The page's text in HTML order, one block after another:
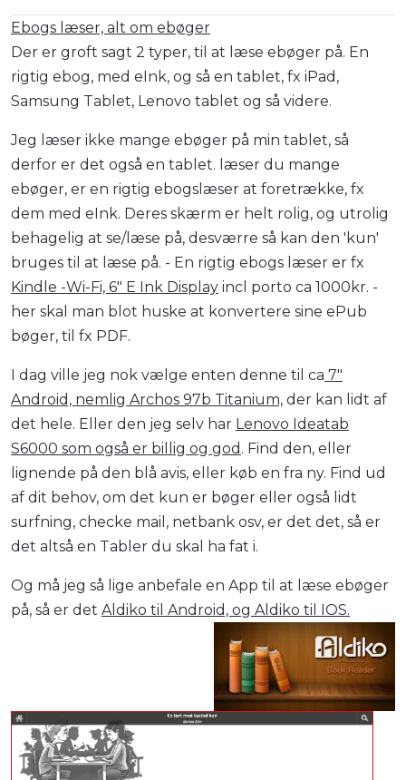
Ebogs læser, alt om ebøger
Der er groft sagt 2 typer, til at læse ebøger på. En
rigtig ebog, med eInk, og så en tablet, fx iPad,
Samsung Tablet, Lenovo tablet og så videre.
Jeg læser ikke mange ebøger på min tablet, så
derfor er det også en tablet. læser du mange
ebøger, er en rigtig ebogslæser at foretrække, fx
dem med eInk. Deres skærm er helt rolig, og utrolig
behagelig at se/læse på, desværre så kan den 'kun'
bruges til at læse på. - En rigtig ebogs læser er fx
Kindle -Wi-Fi, 6" E Ink Display incl porto ca 1000kr. -
her skal man blot huske at konvertere sine ePub
bøger, til fx PDF.
I dag ville jeg nok vælge enten denne til ca 7"
Android, nemlig Archos 97b Titanium, der kan lidt af
det hele. Eller den jeg selv har Lenovo Ideatab
S6000 som også er billig og god . Find den, eller
lignende på den blå avis, eller køb en fra ny. Find ud
af dit behov, om det kun er bøger eller også lidt
surfning, checke mail, netbank osv, er det det, så er
det altså en Tabler du skal ha fat i.
Og må jeg så lige anbefale en App til at læse ebøger
på, så er det Aldiko til Android, og Aldiko til IOS.